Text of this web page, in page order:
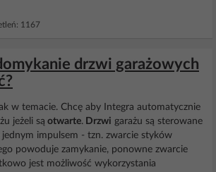
1167
drzwi garażowych
w temacie. Chcę aby Integra automatycznie
jeżeli są otwarte. Drzwi garażu są sterowane
impulsem - tzn. zwarcie styków
powoduje zamykanie, ponowne zwarcie
jest możliwość wykorzystania